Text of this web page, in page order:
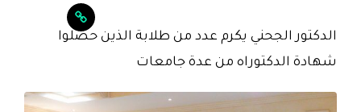
الدكتور الجحني يكرم عدد من طلابة الذين حصلوا
شهادة الدكتوراه من عدة جامعات